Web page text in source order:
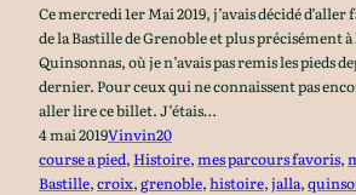
Ce mercredi 1er Mai 2019, j’avais décidé
de la Bastille de Grenoble et plus précisément
Quinsonnas, où je n’avais pas remis les pieds
dernier. Pour ceux qui ne connaissent pas
aller lire ce billet. J’étais…
4 mai 2019Vinvin20
course a pied, Histoire, mes parcours favoris,
Bastille, croix, grenoble, histoire, jalla,